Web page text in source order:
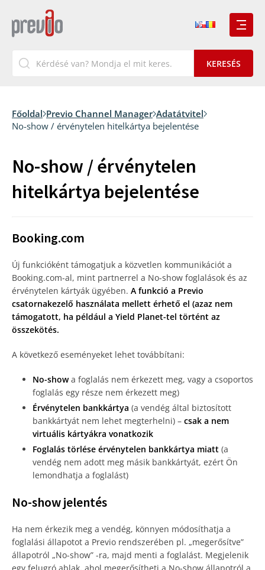
Főoldal Previo Channel Manager Adatátvitel
No-show / érvénytelen hitelkártya bejelentése
No-show / érvénytelen
hitelkártya bejelentése
Booking.com
Új funkcióként támogatjuk a közvetlen kommunikációt a
Booking.com-al, mint partnerrel a No-show foglalások és az
érvénytelen kártyák ügyében. A funkció a Previo
csatornakezelő használata mellett érhető el (azaz nem
támogatott, ha például a Yield Planet-tel történt az
összekötés.
A következő eseményeket lehet továbbítani:
No-showa foglalás nem érkezett meg, vagy a csoportos
foglalás egy része nem érkezett meg)
Érvénytelen bankkártya (a vendég által biztosított
bankkártyát nem lehet megterhelni) – csak a nem
virtuális kártyákra vonatkozik
Foglalás törlése érvénytelen bankkártya miatt (a
vendég nem adott meg másik bankkártyát, ezért Ön
lemondhatja a foglalást)
No-show jelentés
Ha nem érkezik meg a vendég, könnyen módosíthatja a
foglalási állapotot a Previo rendszerében pl. „megerősítve”
állapotról „No-show” -ra, majd menti a foglalást. Megjelenik